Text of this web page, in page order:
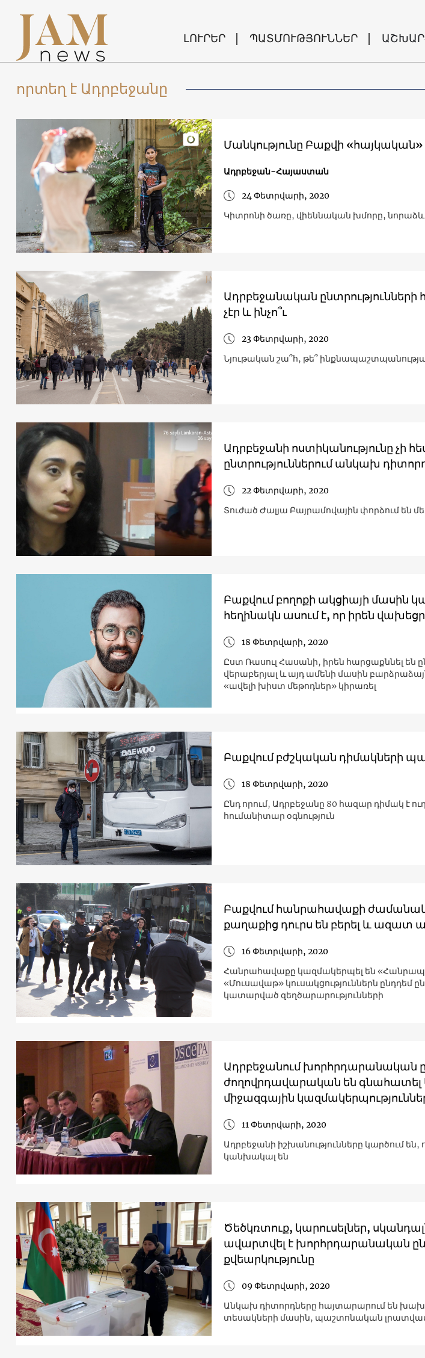
ԼՈՒՐԵՐ ՊԱՏՄՈՒԹՅՈՒՆՆԵՐ
որտեղ է Ադրբեջանը
Մանկությունը Բաքվի
Ադրբեջան-Հայաստան
24 Փետրվարի, 2020
Կիտրոնի ծառը, վիեննական խմորը, նորաձև
Ադրբեջանական ընտրությունների
չէր և ինչո՞ւ
23 Փետրվարի, 2020
Նյութական շա՞հ, թե՞
Ադրբեջանի ոստիկանությունը չի
ընտրություններում անկախ
22 Փետրվարի, 2020
Տուժած Ժալյա Բայրամովային փորձում են
Բաքվում բողոքի ակցիայի մասին
հեղինակն ասում է, որ իրեն
18 Փետրվարի, 2020
Ըստ Ռասուլ Հասանի, իրեն հարցաքննել են
վերաբերյալ և այդ ամենի մասին
«ավելի խիստ մեթոդներ» կիրառել
Բաքվում բժշկական դիմակների
18 Փետրվարի, 2020
Ընդ որում, Ադրբեջանը 80 հազար դիմակ է
հումանիտար օգնություն
Բաքվում հանրահավաքի
քաղաքից դուրս են բերել և ազատ
16 Փետրվարի, 2020
Հանրահավաքը կազմակերպել են
«Մուսավաթ» կուսակցություններն ընդդեմ
կատարված զեղծարարությունների
Ադրբեջանում խորհրդարանական
ժողովրդավարական են գնահատել
միջազգային
11 Փետրվարի, 2020
Ադրբեջանի իշխանությունները կարծում
կանխակալ են
Ծեծկռտուք, կարուսելներ,
ավարտվել է խորհրդարանական
քվեարկությունը
09 Փետրվարի, 2020
Անկախ դիտորդները հայտարարում են
տեսակների մասին, պաշտոնական